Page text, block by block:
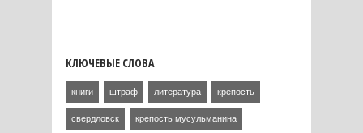
КЛЮЧЕВЫЕ СЛОВА
книги штраф литература крепость
свердловск крепость мусульманина